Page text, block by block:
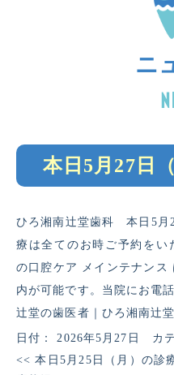
ニ
本日5月27日
ひろ湘南辻堂歯科 本日5月
療は全てのお時ご予約をい
の口腔ケア メインテナンス
内が可能です。当院にお電
辻堂の歯医者｜ひろ湘南辻
日付： 2026年5月27日 カテ
<< 本日5月25日（月）の診